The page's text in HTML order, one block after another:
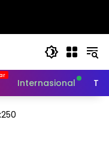
Internasional